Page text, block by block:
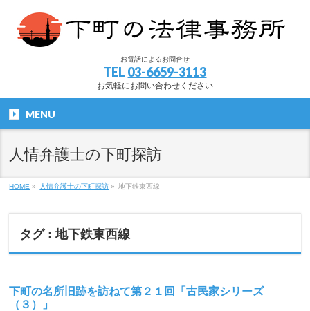
お電話によるお問合せ
TEL 03-6659-3113
お気軽にお問い合わせください
MENU
人情弁護士の下町探訪
HOME » 人情弁護士の下町探訪 » 地下鉄東西線
タグ : 地下鉄東西線
下町の名所旧跡を訪ねて第２１回「古民家シリーズ
（３）」